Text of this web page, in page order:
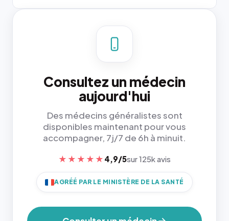
Consultez un médecin
aujourd'hui
Des médecins généralistes sont
disponibles maintenant pour vous
accompagner, 7j/7 de 6h à minuit.
★★★★★ 4,9/5sur 125k avis
AGRÉÉ PAR LE MINISTÈRE DE LA SANTÉ